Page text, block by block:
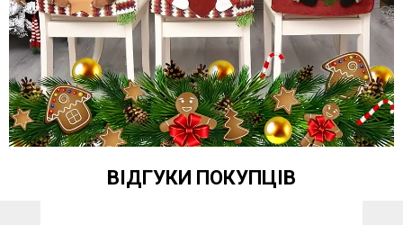
ВІДГУКИ ПОКУПЦІВ